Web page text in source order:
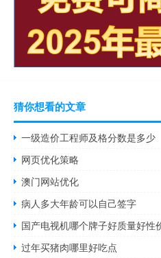
猜你想看的文章
一级造价工程师及格分数是多少
网页优化策略
澳门网站优化
病人多大年龄可以自己签字
过年买猪肉哪里好吃点